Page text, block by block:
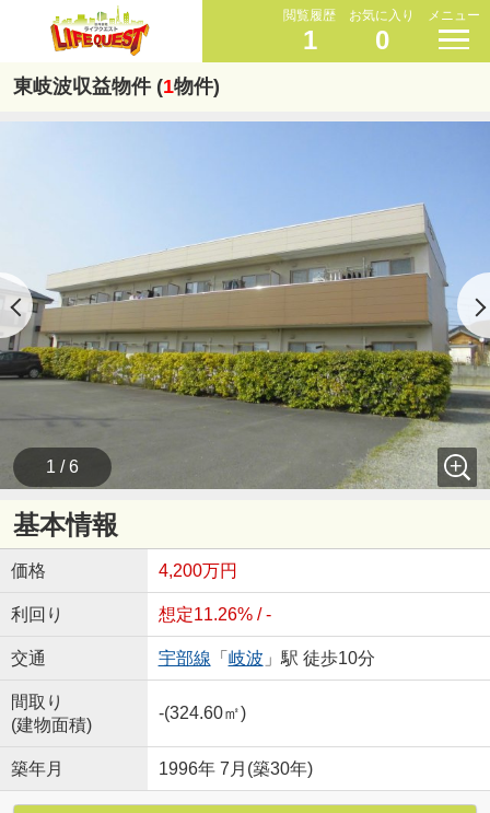
閲覧履歴
1
お気に入り
0
メニュー
東岐波収益物件 (1物件)
1 / 6
基本情報
価格 4,200万円
利回り 想定11.26% / -
交通 宇部線 「 岐波 」駅 徒歩10分
間取り
(建物面積)
-(324.60㎡)
築年月 1996年 7月(築30年)